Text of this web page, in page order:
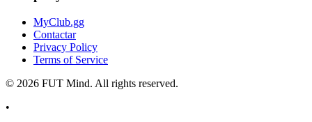
MyClub.gg
Contactar
Privacy Policy
Terms of Service
© 2026 FUT Mind. All rights reserved.
•